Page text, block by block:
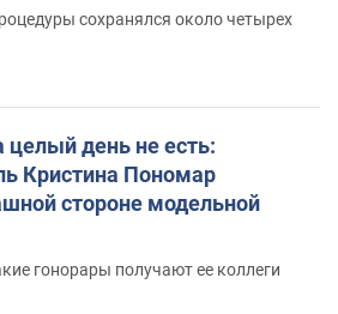
сохранялся около четырех
целый день не есть:
Кристина Пономар
стороне модельной
гонорары получают ее коллеги